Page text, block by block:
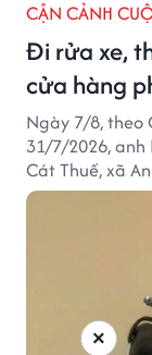
CẬN CẢNH
Đi rửa xe,
cửa hàng
Ngày 7/8, theo
31/7/2026, anh
Cát Thuế, xã
việc bị mất
xe còn có
×